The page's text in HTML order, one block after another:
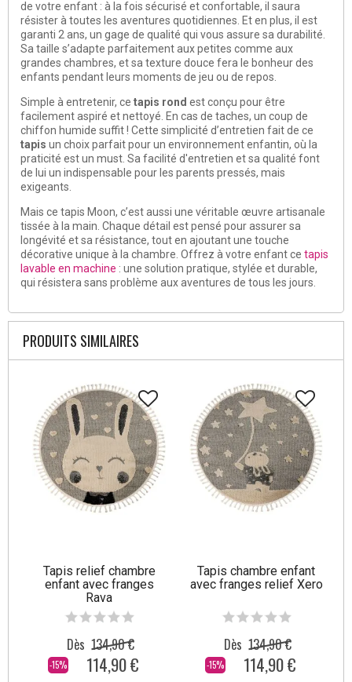
de votre enfant : à la fois sécurisé et confortable, il saura
résister à toutes les aventures quotidiennes. Et en plus, il est
garanti 2 ans, un gage de qualité qui vous assure sa durabilité.
Sa taille s’adapte parfaitement aux petites comme aux
grandes chambres, et sa texture douce fera le bonheur des
enfants pendant leurs moments de jeu ou de repos.
Simple à entretenir, ce tapis rond est conçu pour être
facilement aspiré et nettoyé. En cas de taches, un coup de
chiffon humide suffit ! Cette simplicité d’entretien fait de ce
tapis un choix parfait pour un environnement enfantin, où la
praticité est un must. Sa facilité d'entretien et sa qualité font
de lui un indispensable pour les parents pressés, mais
exigeants.
Mais ce tapis Moon, c’est aussi une véritable œuvre artisanale
tissée à la main. Chaque détail est pensé pour assurer sa
longévité et sa résistance, tout en ajoutant une touche
décorative unique à la chambre. Offrez à votre enfant ce tapis
lavable en machine : une solution pratique, stylée et durable,
qui résistera sans problème aux aventures de tous les jours.
PRODUITS SIMILAIRES
Tapis relief chambre
enfant avec franges
Rava
-15%
Dès 134,90 €
114,90 €
Tapis chambre enfant
avec franges relief Xero
-15%
Dès 134,90 €
114,90 €